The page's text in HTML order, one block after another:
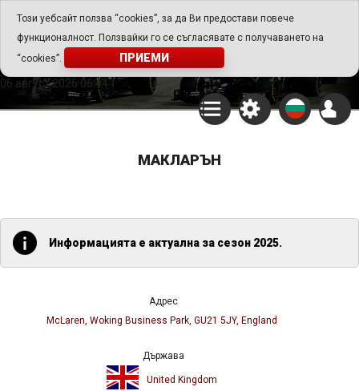
Този уебсайт ползва “cookies”, за да Ви предостави повече
функционалност. Ползвайки го се съгласявате с получаването на
“cookies”.
ПРИЕМИ
Go Play Fantasy Game
Go Play Fantasy Game
06.август.2026 06:44
МАКЛАРЪН
Информацията е актуална за сезон 2025.
Aдрес
McLaren, Woking Business Park, GU21 5JY, England
Държава
United Kingdom